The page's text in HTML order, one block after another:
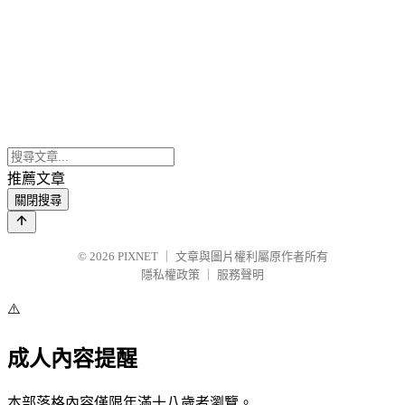
推薦文章
關閉搜尋
© 2026 PIXNET
文章與圖片權利屬原作者所有
隱私權政策
服務聲明
⚠️
成人內容提醒